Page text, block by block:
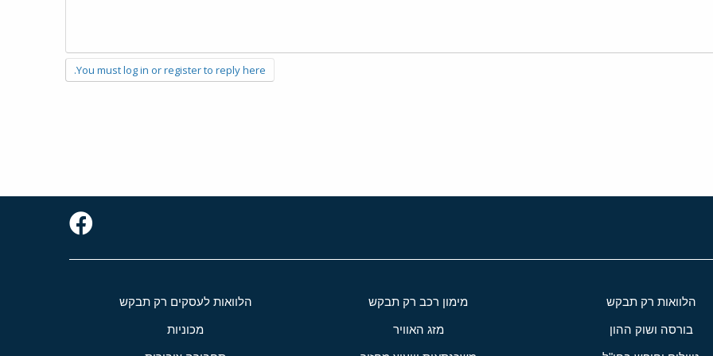
You must log in or register to reply here.
הלוואות רק תבקש מימון רכב רק תבקש הלוואות לעסקים רק תבקש
בורסה ושוק ההון מזג האוויר מכוניות